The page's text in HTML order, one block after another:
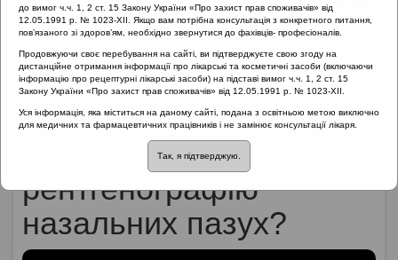
12 Хвороби органів дихання
Чи повинен педіатр направляти дитину на рентгенографію
назальних пазух?
Чи повинен педіатр
направляти дитину на
рентгенографію
назальних пазух?
до вимог ч.ч. 1, 2 ст. 15 Закону України «Про захист прав споживачів» від
12.05.1991 р. № 1023-XII. Якщо вам потрібна консультація з конкретного питання,
пов’язаного зі здоров’ям, необхідно звернутися до фахівців- професіоналів.
Продовжуючи своє перебування на сайті, ви підтверджуєте свою згоду на
дистанційне отримання інформації про лікарські та косметичні засоби (включаючи
інформацію про рецептурні лікарські засоби) на підставі вимог ч.ч. 1, 2 ст. 15
Закону України «Про захист прав споживачів» від 12.05.1991 р. № 1023-XII.
Уся інформація, яка міститься на даному сайті, подана з освітньою метою виключно
для медичних та фармацевтичних працівників і не замінює консультації лікаря.
Так, я підтверджую.